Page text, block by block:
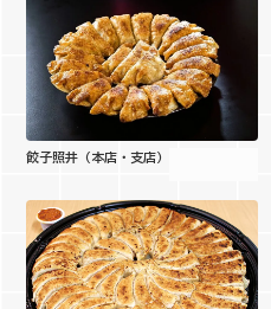
餃子照井（本店・支店）